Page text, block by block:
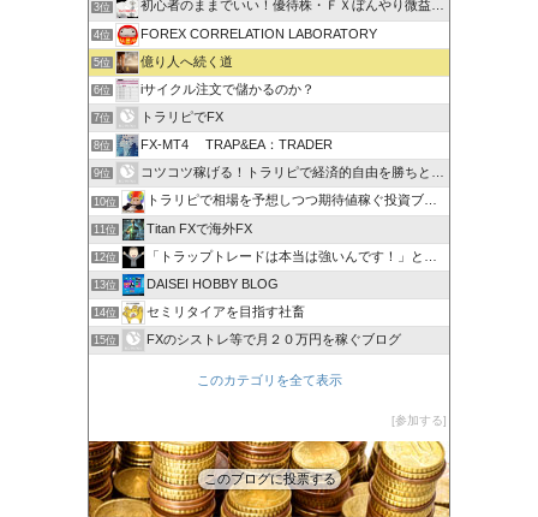
3位 初心者のままでいい！優待株・ＦＸぼんやり微益ブログ
4位 FOREX CORRELATION LABORATORY
5位 億り人へ続く道
6位 iサイクル注文で儲かるのか？
7位 トラリピでFX
8位 FX-MT4 TRAP&EA：TRADER
9位 コツコツ稼げる！トラリピで経済的自由を勝ちとる方法
10位 トラリピで相場を予想しつつ期待値稼ぐ投資ブログ
11位 Titan FXで海外FX
12位 「トラップトレードは本当は強いんです！」と叫びたい。
13位 DAISEI HOBBY BLOG
14位 セミリタイアを目指す社畜
15位 FXのシストレ等で月２０万円を稼ぐブログ
このカテゴリを全て表示
参加する
このブログに投票する